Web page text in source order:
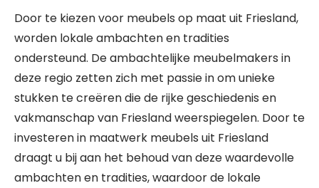
Door te kiezen voor meubels op maat uit Friesland,
worden lokale ambachten en tradities
ondersteund. De ambachtelijke meubelmakers in
deze regio zetten zich met passie in om unieke
stukken te creëren die de rijke geschiedenis en
vakmanschap van Friesland weerspiegelen. Door te
investeren in maatwerk meubels uit Friesland
draagt u bij aan het behoud van deze waardevolle
ambachten en tradities, waardoor de lokale